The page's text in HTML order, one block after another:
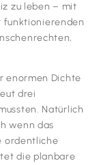
zu leben – mit
funktionierenden
enormen Dichte
drei
Natürlich
wenn das
ordentliche
die planbare